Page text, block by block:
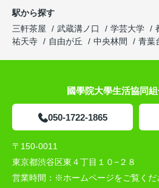
駅から探す
三軒茶屋
武蔵溝ノ口 学芸大学
祐天寺
自由が丘 中央林間 青葉
國學院大學生活協同
050-1722-1865
〒150-0011
東京都渋谷区東４丁目１０−２８
営業時間： ※ホームページをご覧くだ